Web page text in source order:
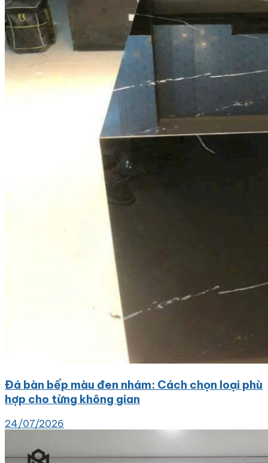
Đá bàn bếp màu đen nhám: Cách chọn loại phù
hợp cho từng không gian
24/07/2026